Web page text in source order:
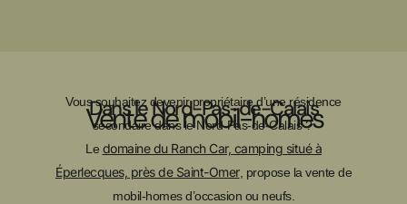
Vente de mobil-homes
Dans le Nord-Pas-de-Calais
Vous souhaitez devenir propriétaire d’une résidence
secondaire dans le Nord-Pas-de-Calais ?
Le domaine du Ranch Car, camping situé à
Éperlecques, près de Saint-Omer, propose la vente de
mobil-homes d’occasion ou neufs.